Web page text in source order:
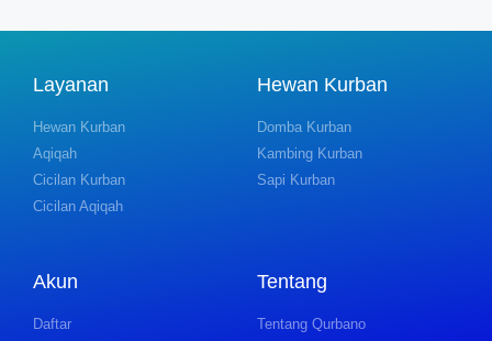
Layanan
Hewan Kurban
Aqiqah
Cicilan Kurban
Cicilan Aqiqah
Hewan Kurban
Domba Kurban
Kambing Kurban
Sapi Kurban
Akun
Daftar
Tentang
Tentang Qurbano